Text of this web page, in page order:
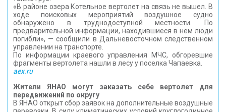
«В районе озера Котельное вертолет на связь не вышел. В
ходе поисковых мероприятий воздушное судно
обнаружено в труднодоступной местности. По
предварительной информации, находившиеся в нем люди
погибли», — сообщили в Дальневосточном следственном
управлении на транспорте.
По информации краевого управления МЧС, обгоревшие
фрагменты вертолета нашли в лесу у поселка Чапаевка.
aex.ru
Жители ЯНАО могут заказать себе вертолет для
передвижений по округу
В ЯНАО открыт сбор заявок на дополнительные воздушные